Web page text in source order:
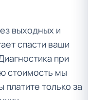
выходных и
спасти ваши
при
стоимость мы
только за